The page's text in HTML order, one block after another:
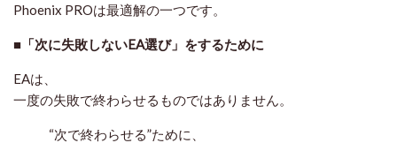
Phoenix PROは最適解の一つです。
■「次に失敗しないEA選び」をするために
EAは、
一度の失敗で終わらせるものではありません。
“次で終わらせる”ために、